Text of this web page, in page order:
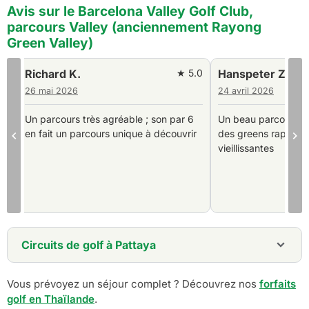
Avis sur le Barcelona Valley Golf Club,
parcours Valley (anciennement Rayong
Green Valley)
Hanspeter Z.
24 avril 2026
★ 4.0
Un beau parcours, des fairways secs,
des greens rapides, des installations
Neil C.
17 février 2026
Magnifique
très rapides.
Circuits de golf à Pattaya
5 jours - Forfait golf à Pattaya
6 jours - Pattaya Golf Resort - Forfait villa privée
Vous prévoyez un séjour complet ? Découvrez nos forfaits
golf en Thaïlande.